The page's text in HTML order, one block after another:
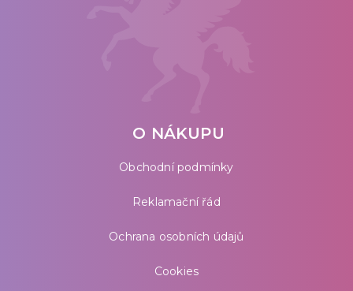
O NÁKUPU
Obchodní podmínky
Reklamační řád
Ochrana osobních údajů
Cookies